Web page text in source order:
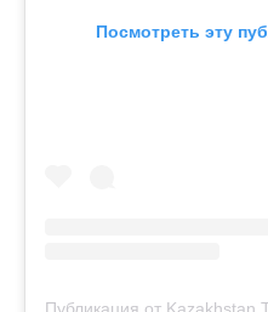
Посмотреть эту